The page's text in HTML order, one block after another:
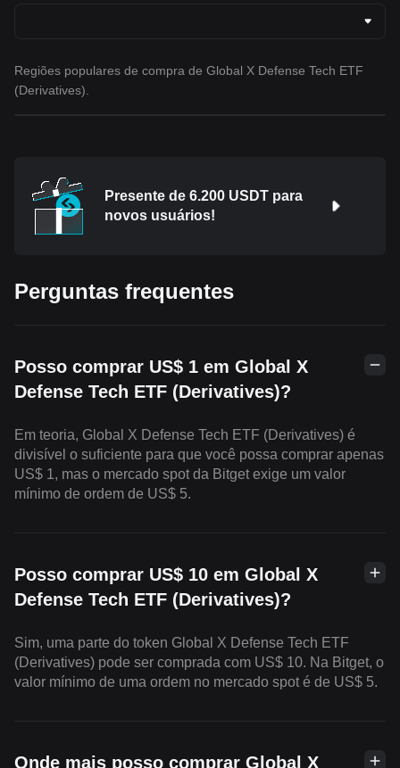
Regiões populares de compra de Global X Defense Tech ETF
(Derivatives).
Presente de 6.200 USDT para
novos usuários!
Perguntas frequentes
Posso comprar US$ 1 em Global X
Defense Tech ETF (Derivatives)?
Em teoria, Global X Defense Tech ETF (Derivatives) é
divisível o suficiente para que você possa comprar apenas
US$ 1, mas o mercado spot da Bitget exige um valor
mínimo de ordem de US$ 5.
Posso comprar US$ 10 em Global X
Defense Tech ETF (Derivatives)?
Sim, uma parte do token Global X Defense Tech ETF
(Derivatives) pode ser comprada com US$ 10. Na Bitget, o
valor mínimo de uma ordem no mercado spot é de US$ 5.
Onde mais posso comprar Global X